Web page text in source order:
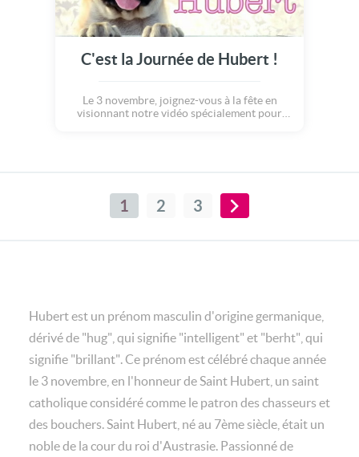
C'est la Journée de Hubert !
Le 3 novembre, joignez-vous à la fête en
visionnant notre vidéo spécialement pour
1 2 3
Hubert est un prénom masculin d'origine germanique,
dérivé de "hug", qui signifie "intelligent" et "berht", qui
signifie "brillant". Ce prénom est célébré chaque année
le 3 novembre, en l'honneur de Saint Hubert, un saint
catholique considéré comme le patron des chasseurs et
des bouchers. Saint Hubert, né au 7ème siècle, était un
noble de la cour du roi d'Austrasie. Passionné de